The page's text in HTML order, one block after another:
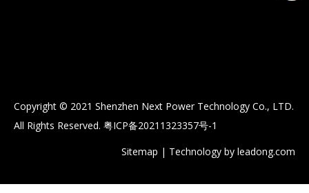
Copyright © 2021 Shenzhen Next Power Technology Co., LTD.
All Rights Reserved. 粤ICP备20211323357号-1
Sitemap | Technology by leadong.com